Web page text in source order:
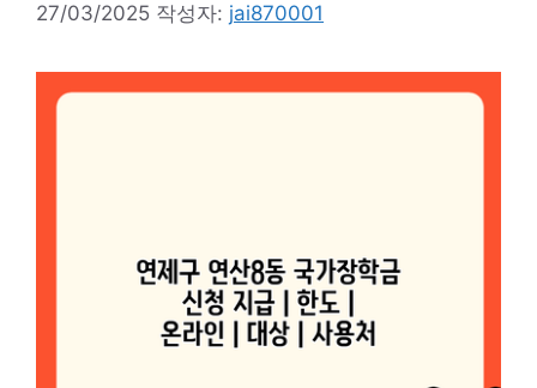
27/03/2025 작성자: jai870001